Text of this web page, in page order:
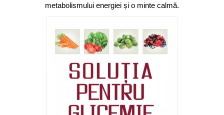
metabolismului energiei și o minte calmă.